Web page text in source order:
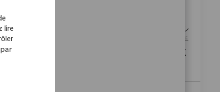
lire
私たちは、患者様のために全力を尽くすフィール
ドセールスを募集しています。医療機器の使用手
順を説明し、ドクターやナースと信頼関係を築く